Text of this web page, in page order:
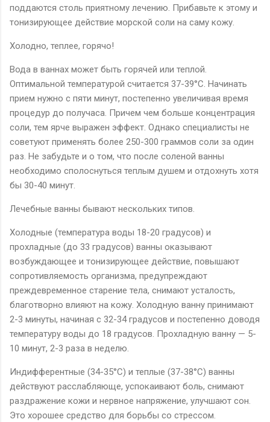
поддаются столь приятному лечению. Прибавьте к этому и
тонизирующее действие морской соли на саму кожу.
Холодно, теплее, горячо!
Вода в ваннах может быть горячей или теплой.
Оптимальной температурой считается 37-39°С. Начинать
прием нужно с пяти минут, постепенно увеличивая время
процедур до получаса. Причем чем больше концентрация
соли, тем ярче выражен эффект. Однако специалисты не
советуют применять более 250-300 граммов соли за один
раз. Не забудьте и о том, что после соленой ванны
необходимо сполоснуться теплым душем и отдохнуть хотя
бы 30-40 минут.
Лечебные ванны бывают нескольких типов.
Холодные (температура воды 18-20 градусов) и
прохладные (до 33 градусов) ванны оказывают
возбуждающее и тонизирующее действие, повышают
сопротивляемость организма, предупреждают
преждевременное старение тела, снимают усталость,
благотворно влияют на кожу. Холодную ванну принимают
2-3 минуты, начиная с 32-34 градусов и постепенно доводя
температуру воды до 18 градусов. Прохладную ванну — 5-
10 минут, 2-3 раза в неделю.
Индифферентные (34-35°С) и теплые (37-38°С) ванны
действуют расслабляюще, успокаивают боль, снимают
раздражение кожи и нервное напряжение, улучшают сон.
Это хорошее средство для борьбы со стрессом.